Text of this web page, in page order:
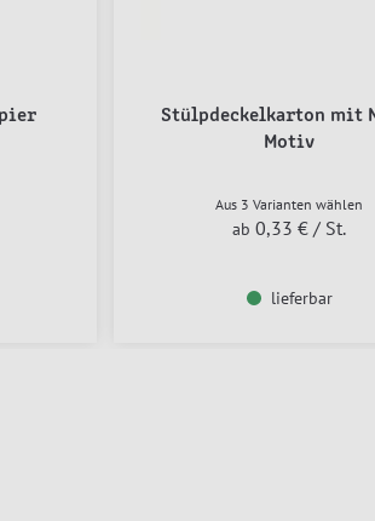
Stülpdeckelkarton mit
Motiv
Aus 3 Varianten wählen
ab 0,33 € / St.
lieferbar